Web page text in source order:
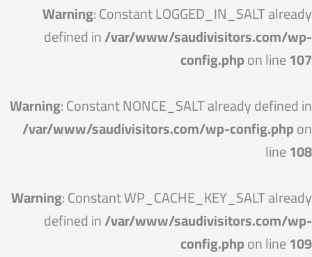
Warning: Constant LOGGED_IN_SALT already
defined in/var/www/saudivisitors.com/wp-
config.phpon line107
Warning: Constant NONCE_SALT already defined in
/var/www/saudivisitors.com/wp-config.phpon
line108
Warning: Constant WP_CACHE_KEY_SALT already
defined in/var/www/saudivisitors.com/wp-
config.phpon line109